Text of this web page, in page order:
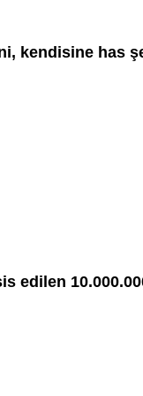
kendisine has
edilen